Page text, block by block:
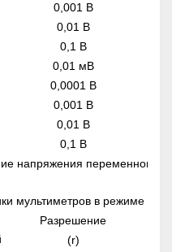
0,001 В
0,01 В
0,1 В
0,01 мВ
0,0001 В
0,001 В
0,01 В
0,1 В
напряжения
мультиметров в режиме
Разрешение
(r)